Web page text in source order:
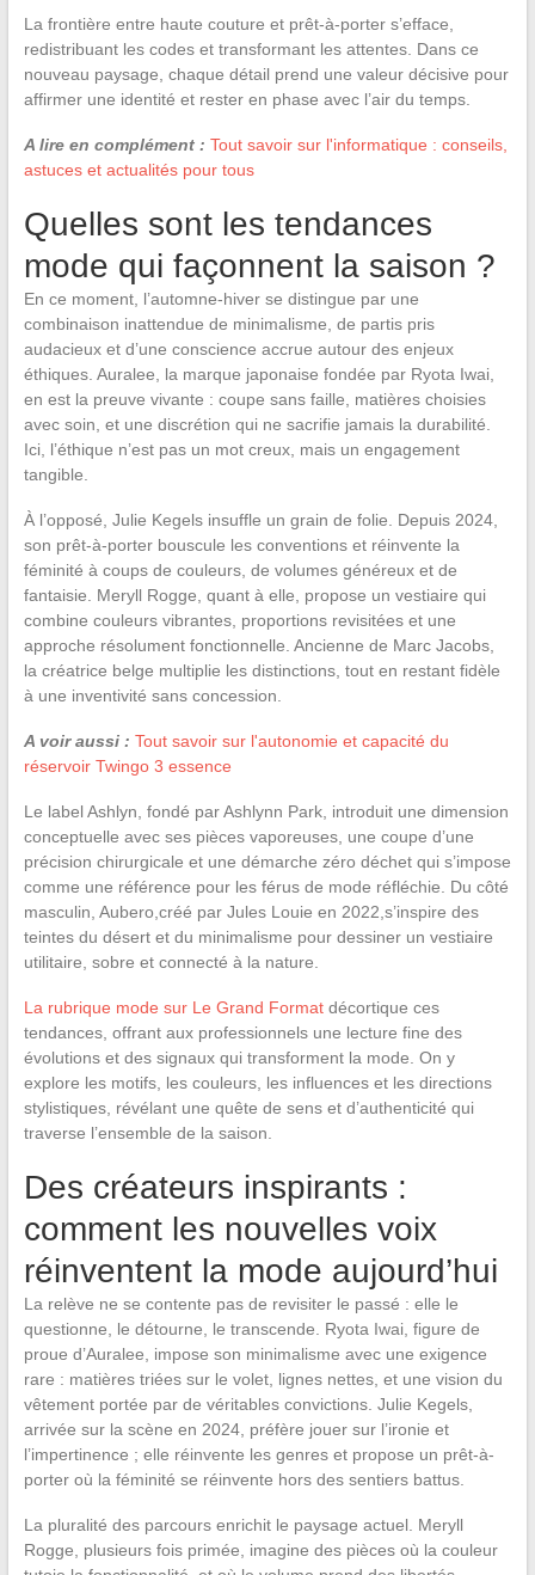
La frontière entre haute couture et prêt-à-porter s’efface,
redistribuant les codes et transformant les attentes. Dans ce
nouveau paysage, chaque détail prend une valeur décisive pour
affirmer une identité et rester en phase avec l’air du temps.
A lire en complément : Tout savoir sur l'informatique : conseils,
astuces et actualités pour tous
Quelles sont les tendances
mode qui façonnent la saison ?
En ce moment, l’automne-hiver se distingue par une
combinaison inattendue de minimalisme, de partis pris
audacieux et d’une conscience accrue autour des enjeux
éthiques. Auralee, la marque japonaise fondée par Ryota Iwai,
en est la preuve vivante : coupe sans faille, matières choisies
avec soin, et une discrétion qui ne sacrifie jamais la durabilité.
Ici, l’éthique n’est pas un mot creux, mais un engagement
tangible.
À l’opposé, Julie Kegels insuffle un grain de folie. Depuis 2024,
son prêt-à-porter bouscule les conventions et réinvente la
féminité à coups de couleurs, de volumes généreux et de
fantaisie. Meryll Rogge, quant à elle, propose un vestiaire qui
combine couleurs vibrantes, proportions revisitées et une
approche résolument fonctionnelle. Ancienne de Marc Jacobs,
la créatrice belge multiplie les distinctions, tout en restant fidèle
à une inventivité sans concession.
A voir aussi : Tout savoir sur l'autonomie et capacité du
réservoir Twingo 3 essence
Le label Ashlyn, fondé par Ashlynn Park, introduit une dimension
conceptuelle avec ses pièces vaporeuses, une coupe d’une
précision chirurgicale et une démarche zéro déchet qui s’impose
comme une référence pour les férus de mode réfléchie. Du côté
masculin, Aubero,créé par Jules Louie en 2022,s’inspire des
teintes du désert et du minimalisme pour dessiner un vestiaire
utilitaire, sobre et connecté à la nature.
La rubrique mode sur Le Grand Formatdécortique ces
tendances, offrant aux professionnels une lecture fine des
évolutions et des signaux qui transforment la mode. On y
explore les motifs, les couleurs, les influences et les directions
stylistiques, révélant une quête de sens et d’authenticité qui
traverse l’ensemble de la saison.
Des créateurs inspirants :
comment les nouvelles voix
réinventent la mode aujourd’hui
La relève ne se contente pas de revisiter le passé : elle le
questionne, le détourne, le transcende. Ryota Iwai, figure de
proue d’Auralee, impose son minimalisme avec une exigence
rare : matières triées sur le volet, lignes nettes, et une vision du
vêtement portée par de véritables convictions. Julie Kegels,
arrivée sur la scène en 2024, préfère jouer sur l’ironie et
l’impertinence ; elle réinvente les genres et propose un prêt-à-
porter où la féminité se réinvente hors des sentiers battus.
La pluralité des parcours enrichit le paysage actuel. Meryll
Rogge, plusieurs fois primée, imagine des pièces où la couleur